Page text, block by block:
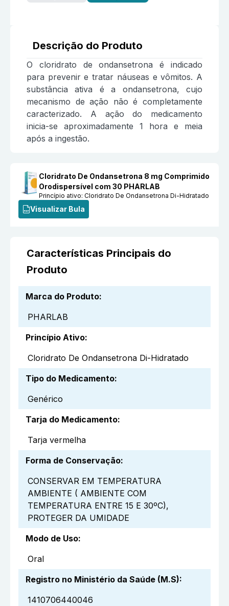
Descrição do Produto
O cloridrato de ondansetrona é indicado
para prevenir e tratar náuseas e vômitos. A
substância ativa é a ondansetrona, cujo
mecanismo de ação não é completamente
caracterizado. A ação do medicamento
inicia-se aproximadamente 1 hora e meia
após a ingestão.
Cloridrato De Ondansetrona 8 mg Comprimido
Orodispersível com 30 PHARLAB
Princípio ativo:Cloridrato De Ondansetrona Di-Hidratado
Visualizar Bula
Características Principais do
Produto
Marca do Produto:
PHARLAB
Princípio Ativo:
Cloridrato De Ondansetrona Di-Hidratado
Tipo do Medicamento:
Genérico
Tarja do Medicamento:
Tarja vermelha
Forma de Conservação:
CONSERVAR EM TEMPERATURA
AMBIENTE ( AMBIENTE COM
TEMPERATURA ENTRE 15 E 30ºC),
PROTEGER DA UMIDADE
Modo de Uso:
Oral
Registro no Ministério da Saúde (M.S):
1410706440046